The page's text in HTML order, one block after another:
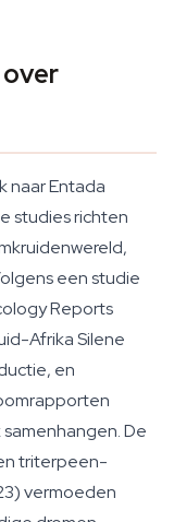
naar Entada
studies richten
een studie
Reports
AfrikaSilene
en
De
triterpeen-
vermoeden